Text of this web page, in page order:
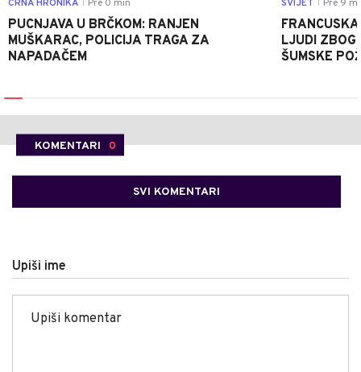
CRNA HRONIKA Pre 0 min
PUCNJAVA U BRČKOM: RANJEN
MUŠKARAC, POLICIJA TRAGA ZA
NAPADAČEM
SVIJET Pre 9
LJUDI ZBOG
ŠUMSKE
KOMENTARI 0
SVI KOMENTARI
Upiši ime